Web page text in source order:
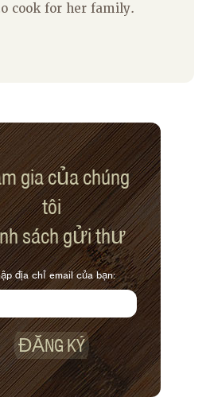
cook for her family.
gia của chúng
tôi
sách gửi thư
địa chỉ email của bạn:
ĐĂNG KÝ